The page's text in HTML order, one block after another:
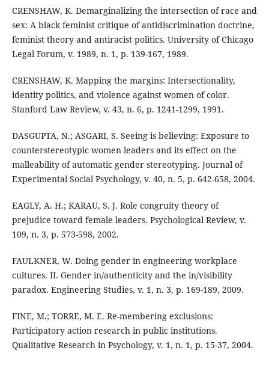
CRENSHAW, K. Demarginalizing the intersection of race and
sex: A black feminist critique of antidiscrimination doctrine,
feminist theory and antiracist politics. University of Chicago
Legal Forum, v. 1989, n. 1, p. 139-167, 1989.
CRENSHAW, K. Mapping the margins: Intersectionality,
identity politics, and violence against women of color.
Stanford Law Review, v. 43, n. 6, p. 1241-1299, 1991.
DASGUPTA, N.; ASGARI, S. Seeing is believing: Exposure to
counterstereotypic women leaders and its effect on the
malleability of automatic gender stereotyping. Journal of
Experimental Social Psychology, v. 40, n. 5, p. 642-658, 2004.
EAGLY, A. H.; KARAU, S. J. Role congruity theory of
prejudice toward female leaders. Psychological Review, v.
109, n. 3, p. 573-598, 2002.
FAULKNER, W. Doing gender in engineering workplace
cultures. II. Gender in/authenticity and the in/visibility
paradox. Engineering Studies, v. 1, n. 3, p. 169-189, 2009.
FINE, M.; TORRE, M. E. Re-membering exclusions:
Participatory action research in public institutions.
Qualitative Research in Psychology, v. 1, n. 1, p. 15-37, 2004.